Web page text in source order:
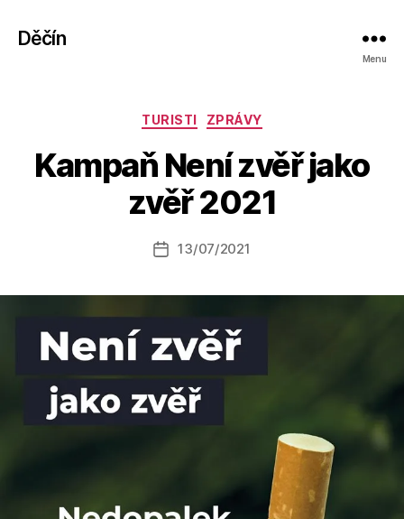
Děčín
Menu
Rubriky
TURISTI ZPRÁVY
Kampaň Není zvěř jako
zvěř 2021
Autor
příspěvku
u
t
o
a
o
Datum
13/07/2021